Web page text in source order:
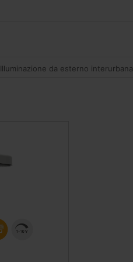
Illuminazione da esterno interurbana